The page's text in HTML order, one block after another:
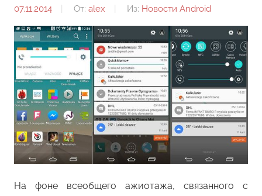
07.11.2014 От: alex Из: Новости Android
На фоне всеобщего ажиотажа, связанного с